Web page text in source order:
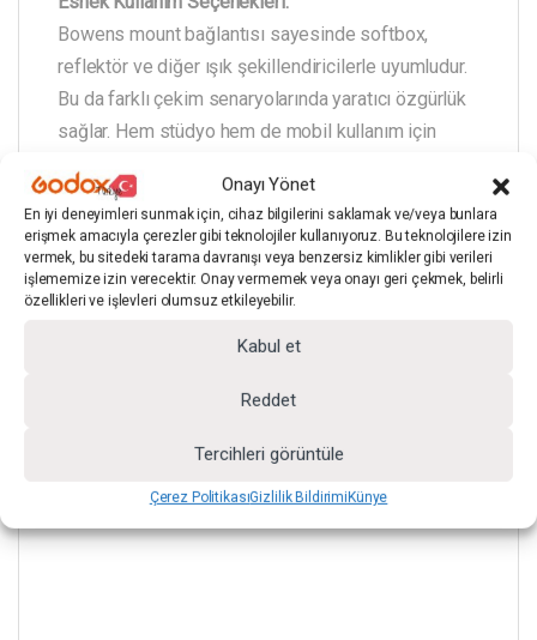
Onayı Yönet
En iyi deneyimleri sunmak için, cihaz bilgilerini saklamak ve/veya bunlara
erişmek amacıyla çerezler gibi teknolojiler kullanıyoruz. Bu teknolojilere izin
vermek, bu sitedeki tarama davranışı veya benzersiz kimlikler gibi verileri
işlememize izin verecektir. Onay vermemek veya onayı geri çekmek, belirli
özellikleri ve işlevleri olumsuz etkileyebilir.
Kabul et
Reddet
Tercihleri görüntüle
Çerez PolitikasıGizlilik BildirimiKünye
Bowens mount bağlantısı sayesinde softbox,
reflektör ve diğer ışık şekillendiricilerle uyumludur.
Bu da farklı çekim senaryolarında yaratıcı özgürlük
sağlar. Hem stüdyo hem de mobil kullanım için
Güç Seçenekleri:
48V DC adaptör ile çalışmasının yanı sıra V-Mount
bataryalar ile de kullanılabilir.
Kullanım Alanları: